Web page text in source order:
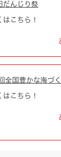
だんじり祭
はこちら！
全国豊かな海づ
はこちら！